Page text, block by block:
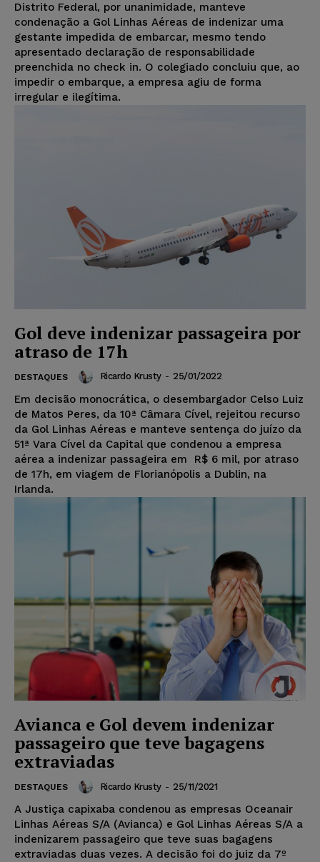
Distrito Federal, por unanimidade, manteve
condenação a Gol Linhas Aéreas de indenizar uma
gestante impedida de embarcar, mesmo tendo
apresentado declaração de responsabilidade
preenchida no check in. O colegiado concluiu que, ao
impedir o embarque, a empresa agiu de forma
irregular e ilegítima.
Gol deve indenizar passageira por
atraso de 17h
DESTAQUES Ricardo Krusty - 25/01/2022
Em decisão monocrática, o desembargador Celso Luiz
de Matos Peres, da 10ª Câmara Cível, rejeitou recurso
da Gol Linhas Aéreas e manteve sentença do juízo da
51ª Vara Cível da Capital que condenou a empresa
aérea a indenizar passageira em R$ 6 mil, por atraso
de 17h, em viagem de Florianópolis a Dublin, na
Irlanda.
Avianca e Gol devem indenizar
passageiro que teve bagagens
extraviadas
DESTAQUES Ricardo Krusty - 25/11/2021
A Justiça capixaba condenou as empresas Oceanair
Linhas Aéreas S/A (Avianca) e Gol Linhas Aéreas S/A a
indenizarem passageiro que teve suas bagagens
extraviadas duas vezes. A decisão foi do juiz da 7º